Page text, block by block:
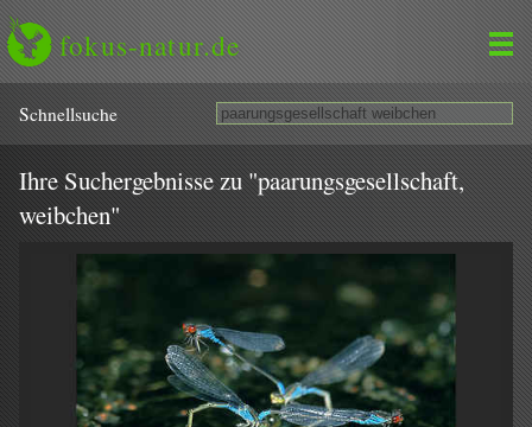
fokus-natur.de
Schnell­suche
Ihre Suchergebnisse zu "paarungsgesellschaft,
weibchen"